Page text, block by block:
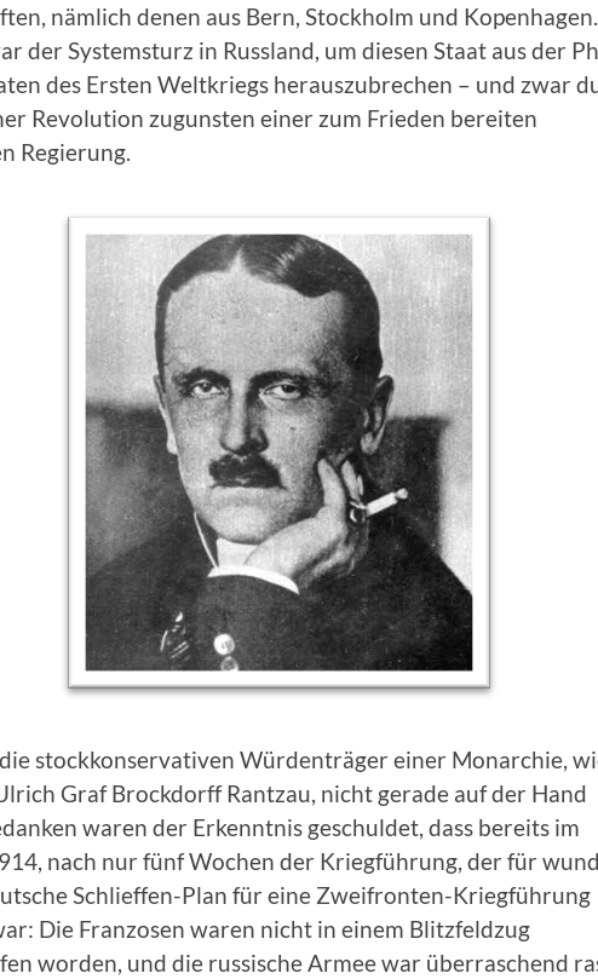
nämlich denen aus Bern, Stockholm und
der Systemsturz in Russland, um diesen Staat aus der
des Ersten Weltkriegs herauszubrechen – und zwar
Revolution zugunsten einer zum Frieden bereiten
Regierung.
stockkonservativen Würdenträger einer Monarchie,
Graf Brockdorff Rantzau, nicht gerade auf der Hand
waren der Erkenntnis geschuldet, dass bereits im
nach nur fünf Wochen der Kriegführung, der für
Schlieffen-Plan für eine Zweifronten-Kriegführung
Die Franzosen waren nicht in einem Blitzfeldzug
worden, und die russische Armee war überraschend